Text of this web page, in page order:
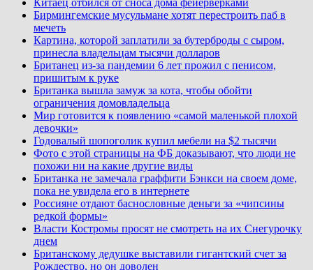
Бирмингемские мусульмане хотят перестроить паб в
мечеть
Картина, которой заплатили за бутерброды с сыром,
принесла владельцам тысячи долларов
Британец из-за пандемии 6 лет прожил с пенисом,
пришитым к руке
Британка вышла замуж за кота, чтобы обойти
ограничения домовладельца
Мир готовится к появлению «самой маленькой плохой
девочки»
Годовалый шопоголик купил мебели на $2 тысячи
Фото с этой страницы на ФБ доказывают, что люди не
похожи ни на какие другие виды
Британка не замечала граффити Бэнкси на своем доме,
пока не увидела его в интернете
Россияне отдают баснословные деньги за «чипсины
редкой формы»
Власти Костромы просят не смотреть на их Снегурочку
днем
Британскому дедушке выставили гигантский счет за
Рождество, но он доволен